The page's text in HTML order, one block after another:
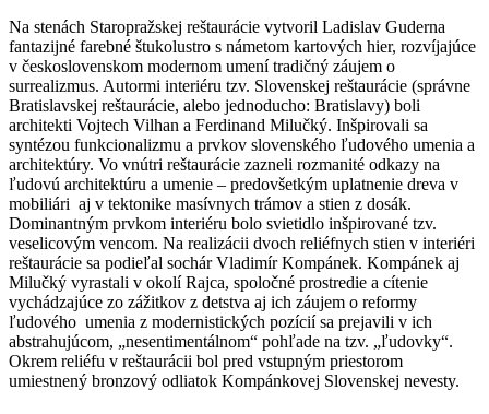
Na stenách Staropražskej reštaurácie vytvoril Ladislav Guderna
fantazijné farebné štukolustro s námetom kartových hier, rozvíjajúce
v československom modernom umení tradičný záujem o
surrealizmus. Autormi interiéru tzv. Slovenskej reštaurácie (správne
Bratislavskej reštaurácie, alebo jednoducho: Bratislavy) boli
architekti Vojtech Vilhan a Ferdinand Milučký. Inšpirovali sa
syntézou funkcionalizmu a prvkov slovenského ľudového umenia a
architektúry. Vo vnútri reštaurácie zazneli rozmanité odkazy na
ľudovú architektúru a umenie – predovšetkým uplatnenie dreva v
mobiliári aj v tektonike masívnych trámov a stien z dosák.
Dominantným prvkom interiéru bolo svietidlo inšpirované tzv.
veselicovým vencom. Na realizácii dvoch reliéfnych stien v interiéri
reštaurácie sa podieľal sochár Vladimír Kompánek. Kompánek aj
Milučký vyrastali v okolí Rajca, spoločné prostredie a cítenie
vychádzajúce zo zážitkov z detstva aj ich záujem o reformy
ľudového umenia z modernistických pozícií sa prejavili v ich
abstrahujúcom, „nesentimentálnom“ pohľade na tzv. „ľudovky“.
Okrem reliéfu v reštaurácii bol pred vstupným priestorom
umiestnený bronzový odliatok Kompánkovej Slovenskej nevesty.